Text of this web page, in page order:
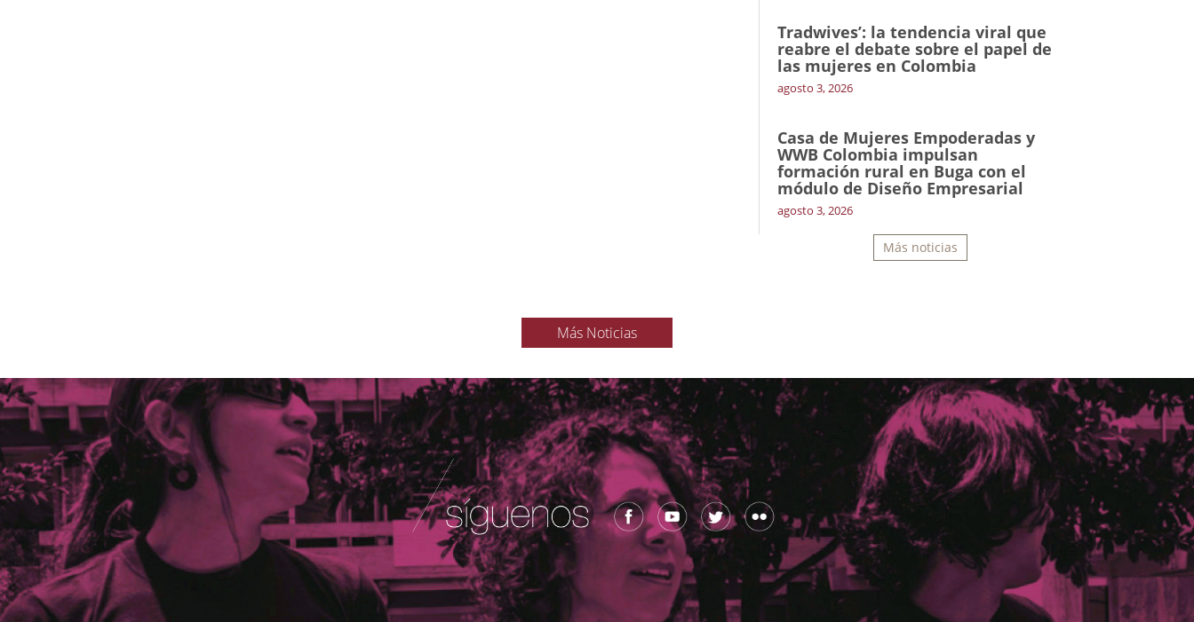
Tradwives’: la tendencia viral que
reabre el debate sobre el papel de
las mujeres en Colombia
agosto 3, 2026
Casa de Mujeres Empoderadas y
WWB Colombia impulsan
formación rural en Buga con el
módulo de Diseño Empresarial
agosto 3, 2026
Más noticias
Más Noticias